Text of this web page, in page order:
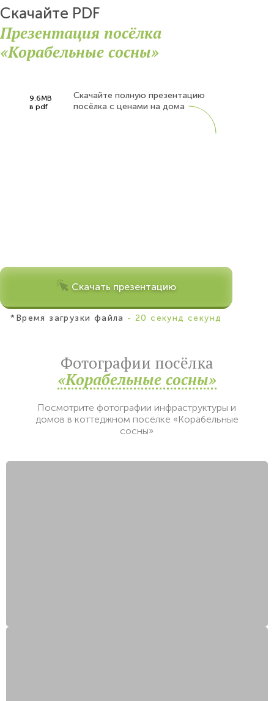
Скачайте PDF
Презентация посёлка
«Корабельные сосны»
9.6MB
в pdf
Скачайте полную презентацию
посёлка с ценами на дома
Скачать презентацию
*Время загрузки файла - 20 секунд секунд
Фотографии посёлка
«Корабельные сосны»
Посмотрите фотографии инфраструктуры и
домов в коттеджном посёлке «Корабельные
сосны»